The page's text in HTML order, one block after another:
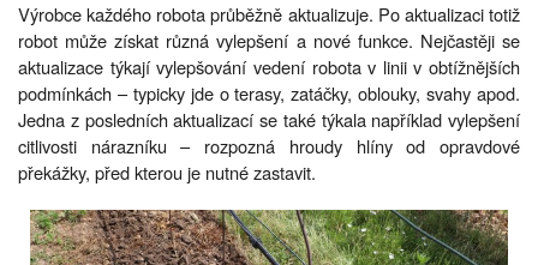
Výrobce každého robota průběžně aktualizuje. Po aktualizaci totiž
robot může získat různá vylepšení a nové funkce. Nejčastěji se
aktualizace týkají vylepšování vedení robota v linii v obtížnějších
podmínkách – typicky jde o terasy, zatáčky, oblouky, svahy apod.
Jedna z posledních aktualizací se také týkala například vylepšení
citlivosti nárazníku – rozpozná hroudy hlíny od opravdové
překážky, před kterou je nutné zastavit.